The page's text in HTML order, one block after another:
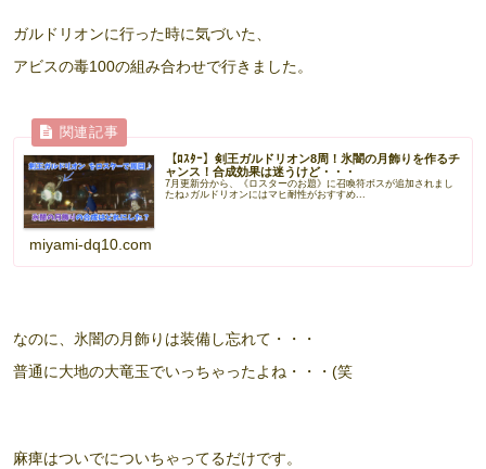
ガルドリオンに行った時に気づいた、
アビスの毒100の組み合わせで行きました。
【ﾛｽﾀｰ】剣王ガルドリオン8周！氷闇の月飾りを作るチ
ャンス！合成効果は迷うけど・・・
7月更新分から、《ロスターのお題》に召喚符ボスが追加されまし
たね♪ガルドリオンにはマヒ耐性がおすすめ...
miyami-dq10.com
なのに、氷闇の月飾りは装備し忘れて・・・
普通に大地の大竜玉でいっちゃったよね・・・(笑
麻痺はついでについちゃってるだけです。